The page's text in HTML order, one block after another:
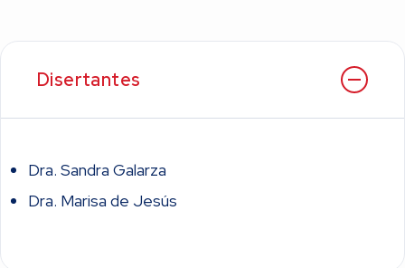
Disertantes
Dra. Sandra Galarza
Dra. Marisa de Jesús